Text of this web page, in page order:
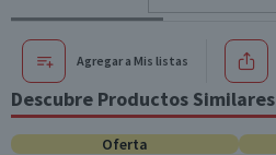
Agregar a Mis listas
Descubre Productos Similares
Oferta